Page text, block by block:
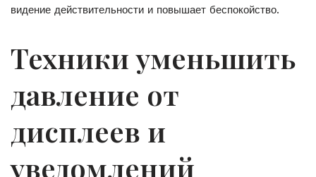
видение действительности и повышает беспокойство.
Техники уменьшить
давление от
дисплеев и
уведомлений